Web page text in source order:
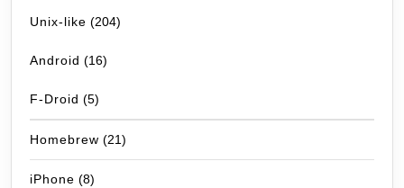
Unix-like (204)
Android (16)
F-Droid (5)
Homebrew (21)
iPhone (8)